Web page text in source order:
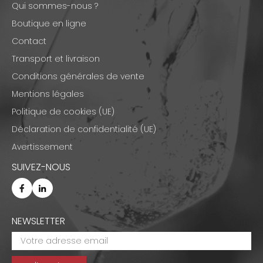
Qui sommes-nous ?
Boutique en ligne
Contact
Transport et livraison
Conditions générales de vente
Mentions légales
Politique de cookies (UE)
Déclaration de confidentialité (UE)
Avertissement
SUIVEZ-NOUS
NEWSLETTER